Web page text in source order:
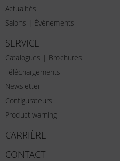
Actualités
Salons | Évènements
SERVICE
Catalogues | Brochures
Téléchargements
Newsletter
Configurateurs
Product warning
CARRIÈRE
CONTACT